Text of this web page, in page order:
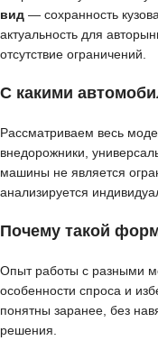
вид — сохранность
актуальность для
отсутствие ограничений.
С какими
Рассматриваем весь
внедорожники,
машины не является
анализируется
Почему такой
Опыт работы с разными
особенности спроса и
понятны заранее, без
решения.